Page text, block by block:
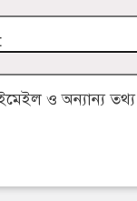
ও অন্যান্য